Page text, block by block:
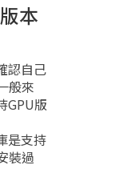
本
認自己
般來
GPU版
是支持
裝過